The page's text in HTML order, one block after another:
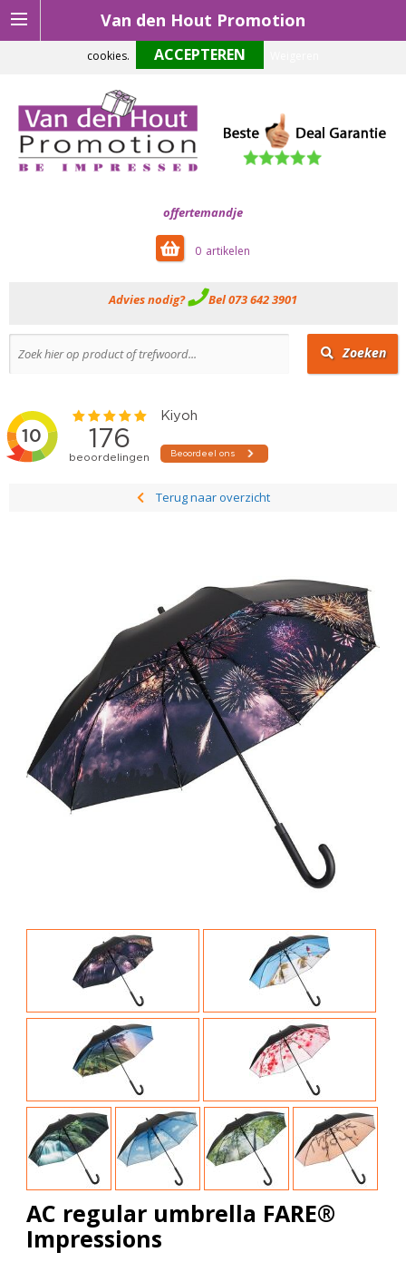
Van den Hout Promotion
offertemandje
0
Advies nodig? Bel 073 642 3901
Zoeken
Terug naar overzicht
AC regular umbrella FARE®
Impressions
Om onze website optimaal te laten functioneren maken wij gebruik van
cookies.